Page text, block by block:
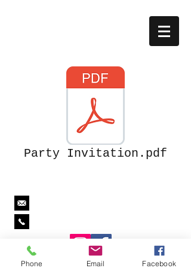
Party Invitation.pdf
Llámenos si tiene alguna pregunta, estamos disponibles
Phone Email Facebook